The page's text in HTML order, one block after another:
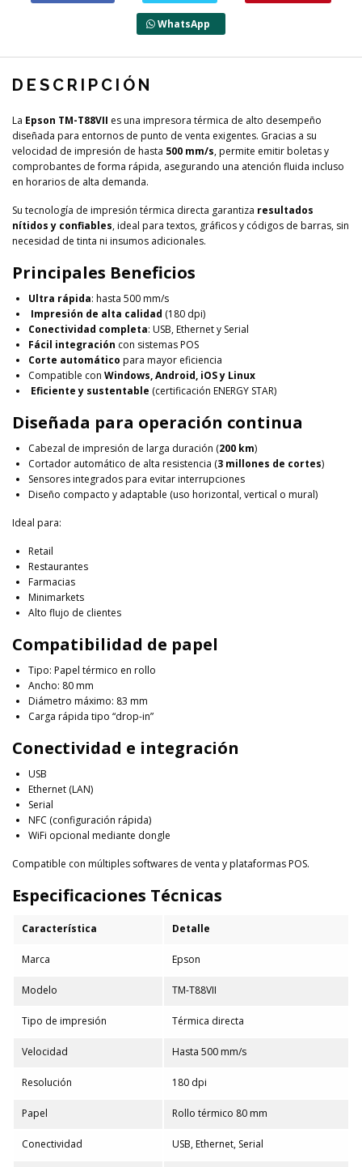
WhatsApp
DESCRIPCIÓN
La Epson TM-T88VII es una impresora térmica de alto desempeño
diseñada para entornos de punto de venta exigentes. Gracias a su
velocidad de impresión de hasta 500 mm/s, permite emitir boletas y
comprobantes de forma rápida, asegurando una atención fluida incluso
en horarios de alta demanda.
Su tecnología de impresión térmica directa garantiza resultados
nítidos y confiables, ideal para textos, gráficos y códigos de barras, sin
necesidad de tinta ni insumos adicionales.
Principales Beneficios
Ultra rápida: hasta 500 mm/s
Impresión de alta calidad (180 dpi)
Conectividad completa: USB, Ethernet y Serial
Fácil integración con sistemas POS
Corte automático para mayor eficiencia
Compatible con Windows, Android, iOS y Linux
Eficiente y sustentable (certificación ENERGY STAR)
Diseñada para operación continua
Cabezal de impresión de larga duración (200 km)
Cortador automático de alta resistencia (3 millones de cortes)
Sensores integrados para evitar interrupciones
Diseño compacto y adaptable (uso horizontal, vertical o mural)
Ideal para:
Retail
Restaurantes
Farmacias
Minimarkets
Alto flujo de clientes
Compatibilidad de papel
Tipo: Papel térmico en rollo
Ancho: 80 mm
Diámetro máximo: 83 mm
Carga rápida tipo “drop-in”
Conectividad e integración
USB
Ethernet (LAN)
Serial
NFC (configuración rápida)
WiFi opcional mediante dongle
Compatible con múltiples softwares de venta y plataformas POS.
Especificaciones Técnicas
Característica Detalle
Marca Epson
Modelo TM-T88VII
Tipo de impresión Térmica directa
Velocidad Hasta 500 mm/s
Resolución 180 dpi
Papel Rollo térmico 80 mm
Conectividad USB, Ethernet, Serial